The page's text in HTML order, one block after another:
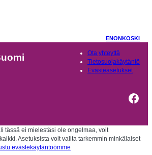
ENONKOSKI
Ota yhteyttä
Tietosuojakäytäntö
Evästeasetukset
tässä ei mielestäsi ole ongelmaa, voit
Asetuksista voit valita tarkemmin minkälaiset
evästekäytäntöömme